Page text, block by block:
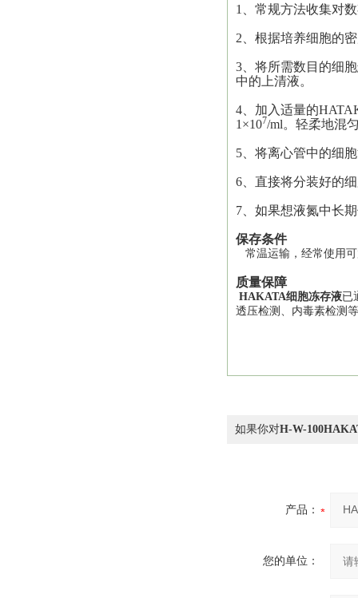
1、常规方法收集对
2、根据培养细胞的
3、将所需数目的细
中的上清液。
4、加入适量的
1×107/ml。轻柔地混
5、将离心管中的细
6、直接将分装好的
7、如果想液氮中长
保存条件
常温运输， 经常使用
质量保障
HAKATA细胞冻存液已
透压检测、内毒素检测
如果你对H-W-
产品：
您的单位：